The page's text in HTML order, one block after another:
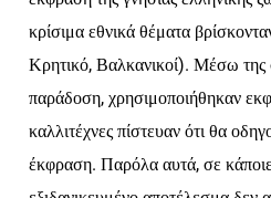
κρίσιμα εθνικά θέματα
Κρητικό, Βαλκανικοί). Μέσω της
παράδοση, χρησιμοποιήθηκαν
καλλιτέχνες πίστευαν ότι θα
έκφραση. Παρόλα αυτά, σε